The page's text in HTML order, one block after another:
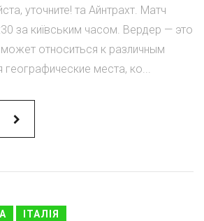
уточните! та Айнтрахт. Матч
за київським часом. Вердер — это
относиться к различным
места, ко...
ІТАЛІЯ